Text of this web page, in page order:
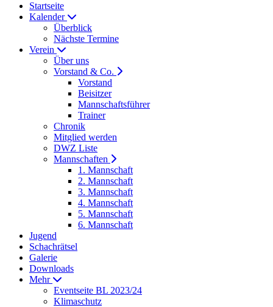
Startseite
Kalender
Überblick
Nächste Termine
Verein
Über uns
Vorstand & Co.
Vorstand
Beisitzer
Mannschaftsführer
Trainer
Chronik
Mitglied werden
DWZ Liste
Mannschaften
1. Mannschaft
2. Mannschaft
3. Mannschaft
4. Mannschaft
5. Mannschaft
6. Mannschaft
Jugend
Schachrätsel
Galerie
Downloads
Mehr
Eventseite BL 2023/24
Klimaschutz